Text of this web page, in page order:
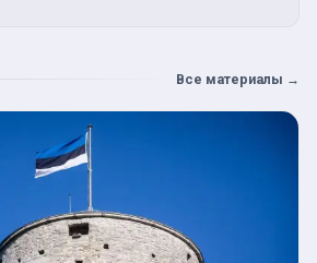
Все материалы →